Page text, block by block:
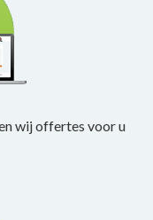
wij offertes voor u